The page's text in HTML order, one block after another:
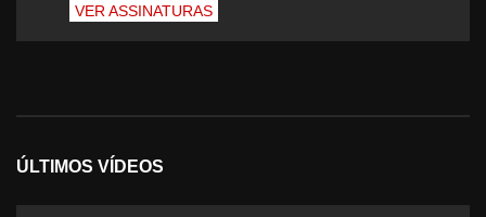
VER ASSINATURAS
ÚLTIMOS VÍDEOS